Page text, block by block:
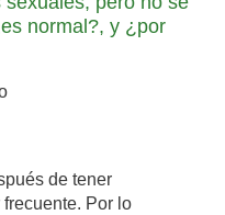
normal?, y ¿por
de tener
Por lo